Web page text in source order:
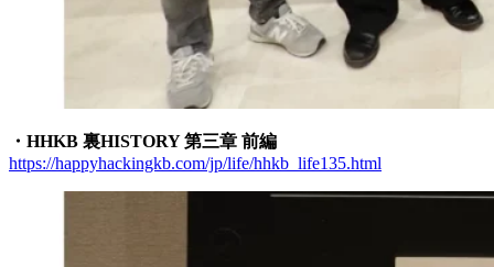
・HHKB 裏HISTORY 第三章 前編
https://happyhackingkb.com/jp/life/hhkb_life135.html